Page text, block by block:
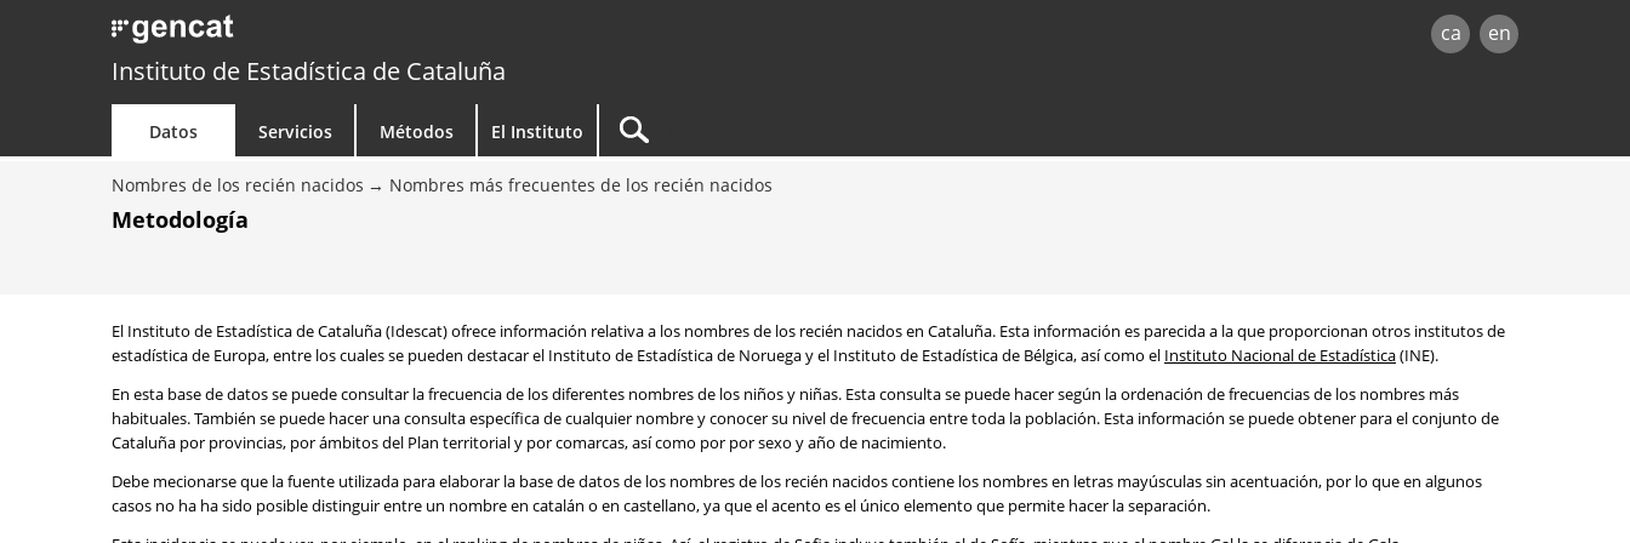
ca en
Instituto de Estadística de Cataluña
Datos Servicios Métodos El Instituto
Nombres de los recién nacidos Nombres más frecuentes de los recién nacidos
Metodología
El Instituto de Estadística de Cataluña (Idescat) ofrece información relativa a los nombres de los recién nacidos en Cataluña. Esta información es parecida a la que proporcionan otros institutos de
estadística de Europa, entre los cuales se pueden destacar el Instituto de Estadística de Noruega y el Instituto de Estadística de Bélgica, así como el Instituto Nacional de Estadística(INE).
En esta base de datos se puede consultar la frecuencia de los diferentes nombres de los niños y niñas. Esta consulta se puede hacer según la ordenación de frecuencias de los nombres más
habituales. También se puede hacer una consulta específica de cualquier nombre y conocer su nivel de frecuencia entre toda la población. Esta información se puede obtener para el conjunto de
Cataluña por provincias, por ámbitos del Plan territorial y por comarcas, así como por por sexo y año de nacimiento.
Debe mecionarse que la fuente utilizada para elaborar la base de datos de los nombres de los recién nacidos contiene los nombres en letras mayúsculas sin acentuación, por lo que en algunos
casos no ha ha sido posible distinguir entre un nombre en catalán o en castellano, ya que el acento es el único elemento que permite hacer la separación.